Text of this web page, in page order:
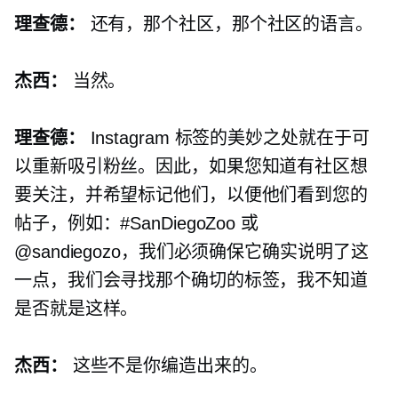
理查德： 还有，那个社区，那个社区的语言。
杰西： 当然。
理查德：
Instagram 标签的美妙之处就在于可
以重新吸引粉丝。因此，如果您知道有社区想
要关注，并希望标记他们，以便他们看到您的
帖子，例如：#SanDiegoZoo 或
@sandiegozo，我们必须确保它确实说明了这
一点，我们会寻找那个确切的标签，我不知道
是否就是这样。
杰西： 这些不是你编造出来的。